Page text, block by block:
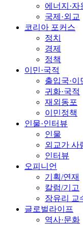
에너지·자
국제·외교
코리아 포커스
정치
경제
정책
이민·국적
출입국·이
귀화·국적
재외동포
이민정책
인물·인터뷰
인물
외교가 사
인터뷰
오피니언
기획/연재
칼럼/기고
장유리 교
글로벌라이프
역사·문화